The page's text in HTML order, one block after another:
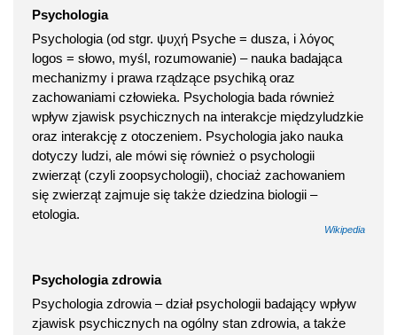
Psychologia
Psychologia (od stgr. ψυχή Psyche = dusza, i λόγος
logos = słowo, myśl, rozumowanie) – nauka badająca
mechanizmy i prawa rządzące psychiką oraz
zachowaniami człowieka. Psychologia bada również
wpływ zjawisk psychicznych na interakcje międzyludzkie
oraz interakcję z otoczeniem. Psychologia jako nauka
dotyczy ludzi, ale mówi się również o psychologii
zwierząt (czyli zoopsychologii), chociaż zachowaniem
się zwierząt zajmuje się także dziedzina biologii –
etologia.
Wikipedia
Psychologia zdrowia
Psychologia zdrowia – dział psychologii badający wpływ
zjawisk psychicznych na ogólny stan zdrowia, a także